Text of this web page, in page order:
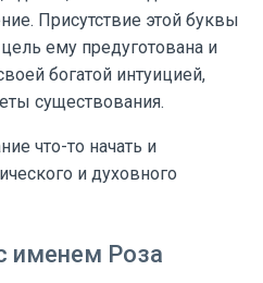
Присутствие этой буквы
ему предуготована и
богатой интуицией,
существования.
что-то начать и
и духовного
именем Роза